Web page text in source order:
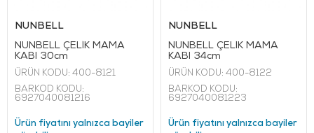
NUNBELL
NUNBELL ÇELİK MAMA
KABI 30cm
ÜRÜN KODU: 400-8121
BARKOD KODU:
6927040081216
Ürün fiyatını yalnızca bayiler
NUNBELL
NUNBELL ÇELİK MAMA
KABI 34cm
ÜRÜN KODU: 400-8122
BARKOD KODU:
6927040081223
Ürün fiyatını yalnızca bayiler